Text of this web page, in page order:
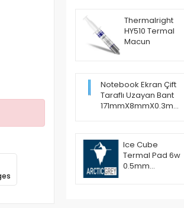
Thermalright
HY510 Termal
Macun
Notebook Ekran Çift
Taraflı Uzayan Bant
171mmX8mmX0.3mm
Ice Cube
Termal Pad 6w
0.5mm